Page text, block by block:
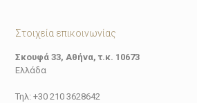
Στοιχεία επικοινωνίας
Σκουφά 33, Αθήνα, τ.κ. 10673
Ελλάδα
Τηλ: +30 210 3628642